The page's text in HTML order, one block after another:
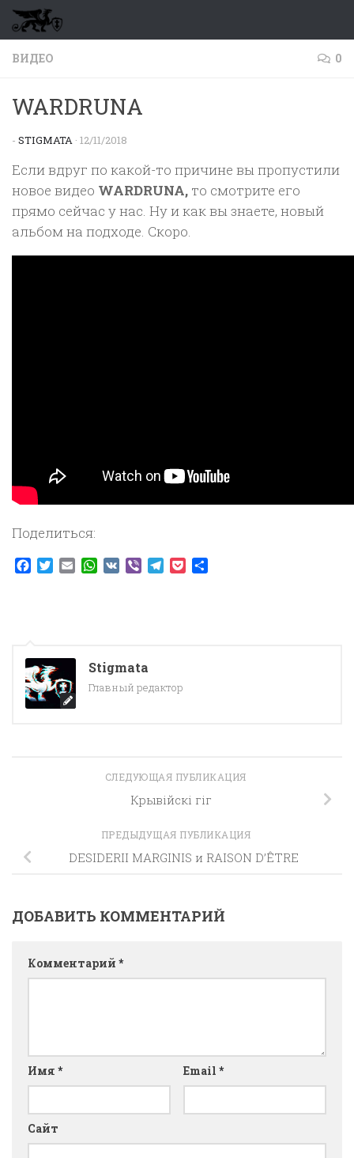
Перейти к содержимому
ВИДЕО 0
WARDRUNA
- STIGMATA · 12/11/2018
Если вдруг по какой-то причине вы пропустили
новое видео WARDRUNA, то смотрите его
прямо сейчас у нас. Ну и как вы знаете, новый
альбом на подходе. Скоро.
Поделиться:
Facebook
TwitterEmailWhatsApp
VK ViberTelegram
Pocket
Stigmata
Главный редактор
СЛЕДУЮЩАЯ ПУБЛИКАЦИЯ
Крывiйскi гiг
ПРЕДЫДУЩАЯ ПУБЛИКАЦИЯ
DESIDERII MARGINIS и RAISON D’ÊTRE
ДОБАВИТЬ КОММЕНТАРИЙ
Комментарий *
Имя * Email *
Сайт